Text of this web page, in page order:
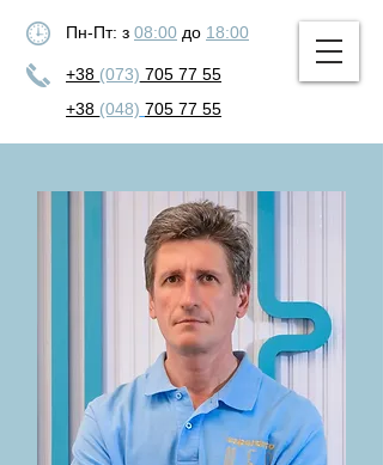
+38 (073) 705 77 55
Пн-Пт: з 08:00 до 18:00
+38 (048) 705 77 55